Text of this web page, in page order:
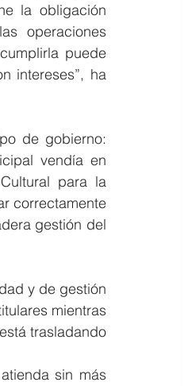
la obligación
operaciones
puede
intereses”, ha
de gobierno:
vendía en
para la
correctamente
gestión del
y de gestión
mientras
trasladando
sin más